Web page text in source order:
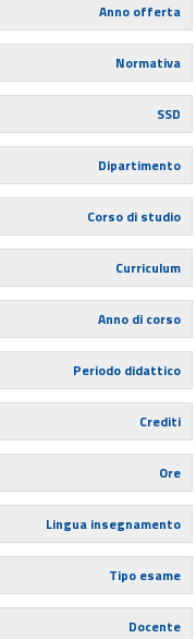
Anno offerta
Normativa
SSD
Dipartimento
Corso di studio
Curriculum
Anno di corso
Periodo didattico
Crediti
Ore
Lingua insegnamento
Tipo esame
Docente